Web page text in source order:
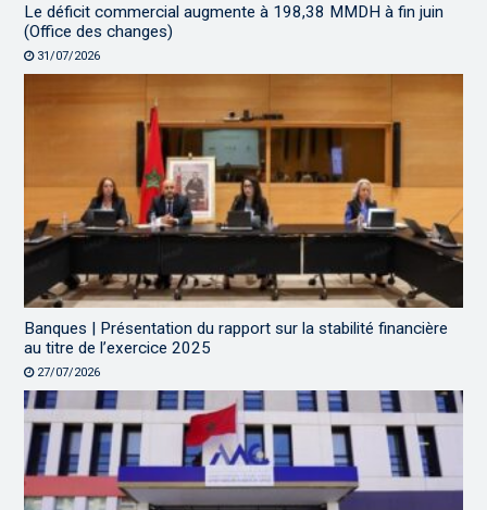
Le déficit commercial augmente à 198,38 MMDH à fin juin
(Office des changes)
31/07/2026
Banques | Présentation du rapport sur la stabilité financière
au titre de l’exercice 2025
27/07/2026